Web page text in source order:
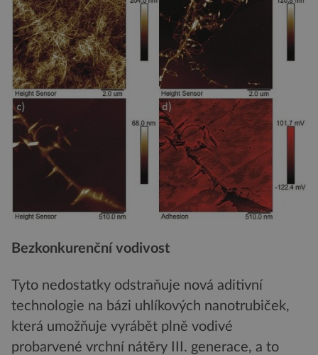
Bezkonkurenční vodivost
Tyto nedostatky odstraňuje nová aditivní
technologie na bázi uhlíkových nanotrubiček,
která umožňuje vyrábět plně vodivé
probarvené vrchní nátěry III. generace, a to